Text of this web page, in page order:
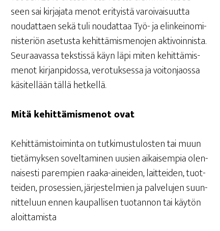
seen sai kir­ja­ja­ta menot eri­tyis­tä varoi­vai­suut­ta
nou­dat­taen sekä tuli nou­dat­taa Työ- ja elin­kei­no­mi­
nis­te­riön ase­tus­ta kehit­tä­mis­me­no­jen akti­voin­nis­ta.
Seu­raa­vas­sa teks­tis­sä käyn läpi miten kehit­tä­mis­
me­not kir­jan­pi­dos­sa, vero­tuk­ses­sa ja voi­ton­jaos­sa
käsi­tel­lään täl­lä hetkellä.
Mitä kehit­tä­mis­me­not ovat
Kehit­tä­mis­toi­min­ta on tut­ki­mus­tu­los­ten tai muun
tie­tä­myk­sen sovel­ta­mi­nen uusien aikai­sem­pia olen­
nai­ses­ti parem­pien raa­ka-ainei­den, lait­tei­den, tuot­
tei­den, pro­ses­sien, jär­jes­tel­mien ja pal­ve­lu­jen suun­
nit­te­luun ennen kau­pal­li­sen tuo­tan­non tai käy­tön
aloittamista